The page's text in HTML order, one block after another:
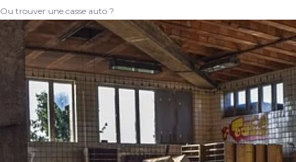
Ou trouver une casse auto ?